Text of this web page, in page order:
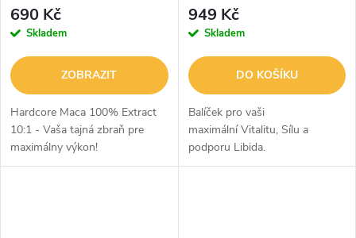
690 Kč
Skladem
ZOBRAZIT
Hardcore Maca 100% Extract
10:1 - Vaša tajná zbraň pre
maximálny výkon!
949 Kč
Skladem
DO KOŠÍKU
Balíček pro vaši
maximální Vitalitu, Sílu a
podporu Libida.
Bezkonkurenční cena🎁